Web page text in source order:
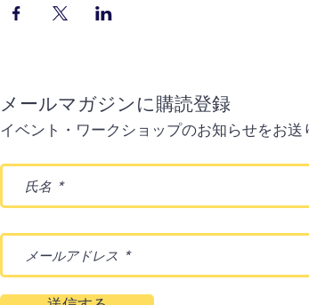
メールマガジンに購読登録
イベント・ワークショップのお知らせをお送